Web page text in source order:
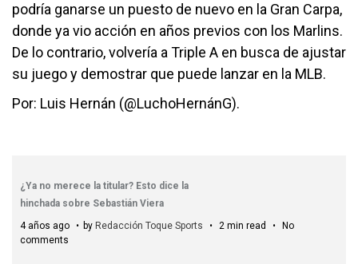
podría ganarse un puesto de nuevo en la Gran Carpa,
donde ya vio acción en años previos con los Marlins.
De lo contrario, volvería a Triple A en busca de ajustar
su juego y demostrar que puede lanzar en la MLB.
Por: Luis Hernán (@LuchoHernánG).
¿Ya no merece la titular? Esto dice la
hinchada sobre Sebastián Viera
4 años ago
by Redacción Toque Sports 2 min read
No
comments